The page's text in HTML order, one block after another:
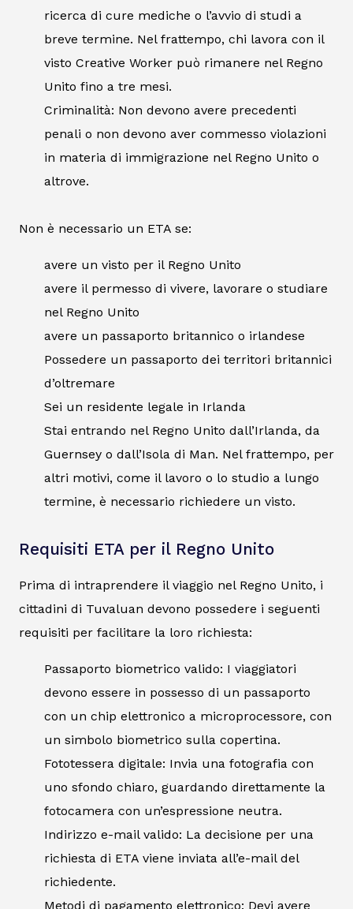
ricerca di cure mediche o l’avvio di studi a
breve termine. Nel frattempo, chi lavora con il
visto Creative Worker può rimanere nel Regno
Unito fino a tre mesi.
Criminalità: Non devono avere precedenti
penali o non devono aver commesso violazioni
in materia di immigrazione nel Regno Unito o
altrove.
Non è necessario un ETA se:
avere un visto per il Regno Unito
avere il permesso di vivere, lavorare o studiare
nel Regno Unito
avere un passaporto britannico o irlandese
Possedere un passaporto dei territori britannici
d’oltremare
Sei un residente legale in Irlanda
Stai entrando nel Regno Unito dall’Irlanda, da
Guernsey o dall’Isola di Man. Nel frattempo, per
altri motivi, come il lavoro o lo studio a lungo
termine, è necessario richiedere un visto.
Requisiti ETA per il Regno Unito
Prima di intraprendere il viaggio nel Regno Unito, i
cittadini di Tuvaluan devono possedere i seguenti
requisiti per facilitare la loro richiesta:
Passaporto biometrico valido: I viaggiatori
devono essere in possesso di un passaporto
con un chip elettronico a microprocessore, con
un simbolo biometrico sulla copertina.
Fototessera digitale: Invia una fotografia con
uno sfondo chiaro, guardando direttamente la
fotocamera con un’espressione neutra.
Indirizzo e-mail valido: La decisione per una
richiesta di ETA viene inviata all’e-mail del
richiedente.
Metodi di pagamento elettronico: Devi avere